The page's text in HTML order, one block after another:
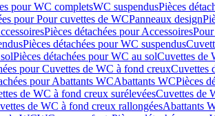
pour WC completsWC suspendusPièces
pour Pour cuvettes de WCPanneaux design
Pièces détachées pour Accessoires
Pièces détachées pour WC suspendus
Pièces détachées pour WC au solCuvettes de
pour Cuvettes de WC à fond creuxCuvettes
pour Abattants WCAbattants WCPièces
de WC à fond creux surélevéesCuvettes de
de WC à fond creux rallongéesAbattants